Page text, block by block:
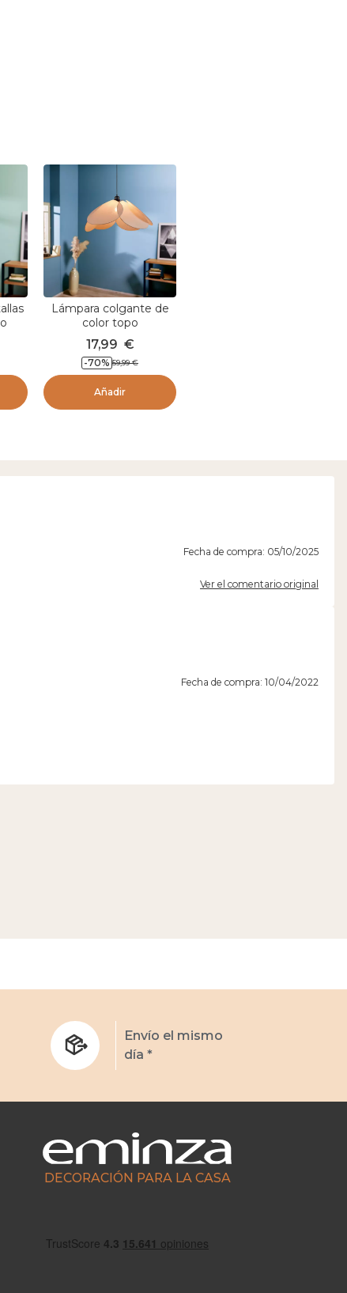
Lámpara colgante de
color topo
17,99 €
-70% 59,99 €
Añadir
Fecha de compra: 05/10/2025
Ver el comentario original
Fecha de compra: 10/04/2022
Envío el mismo
día *
DECORACIÓN PARA LA CASA